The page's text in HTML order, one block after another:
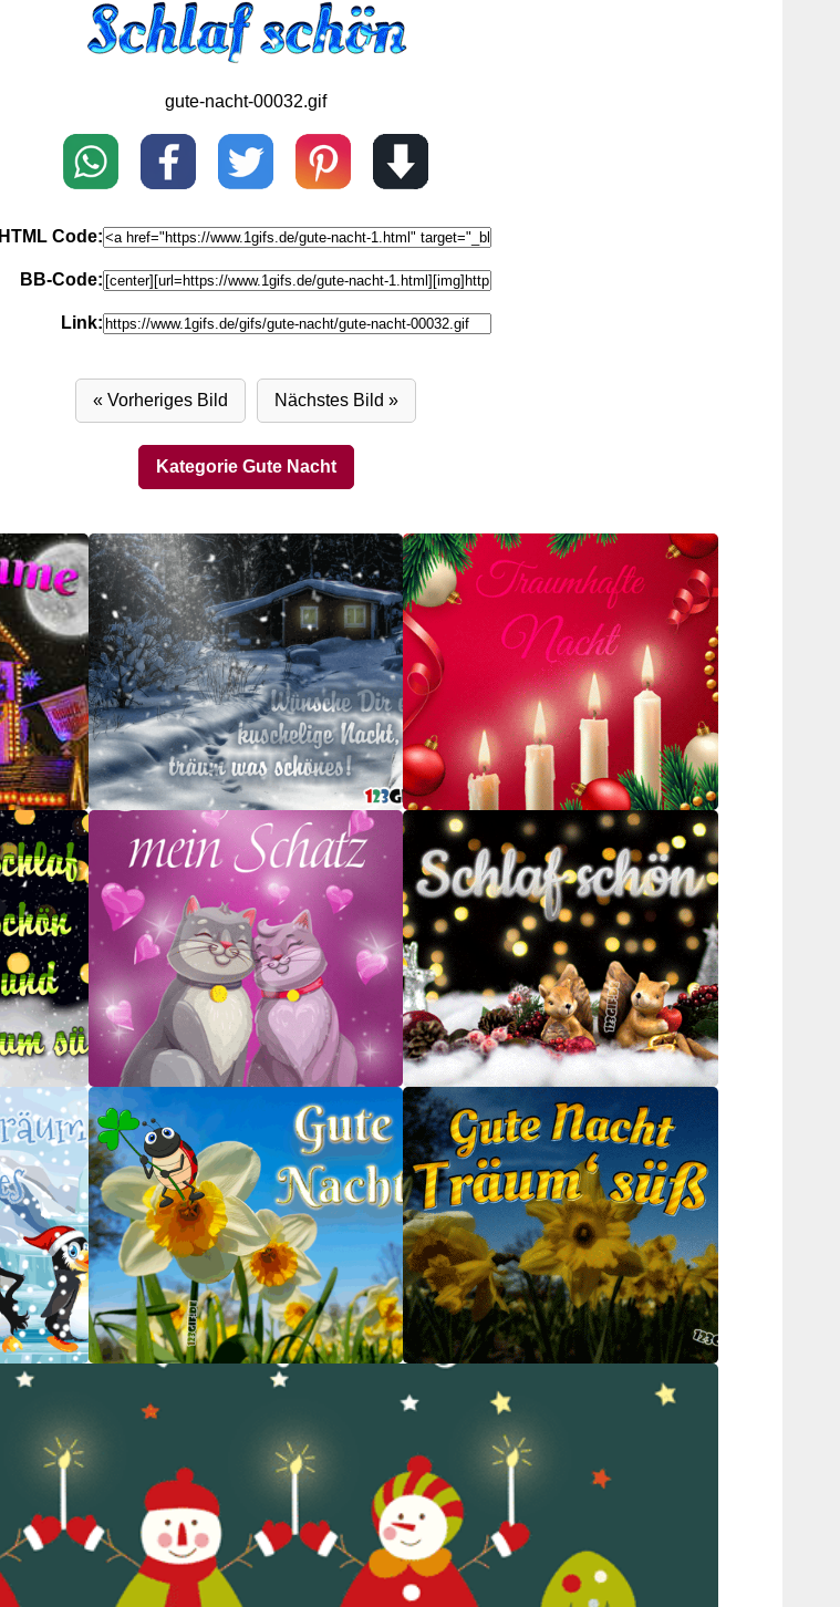
gute-nacht-00032.gif
HTML Code:
BB-Code:
Link:
« Vorheriges Bild Nächstes Bild »
Kategorie Gute Nacht